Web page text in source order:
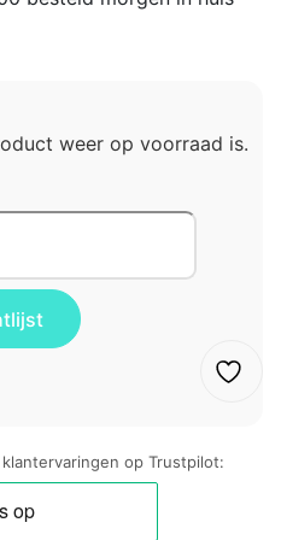
weer op voorraad is.
op Trustpilot: